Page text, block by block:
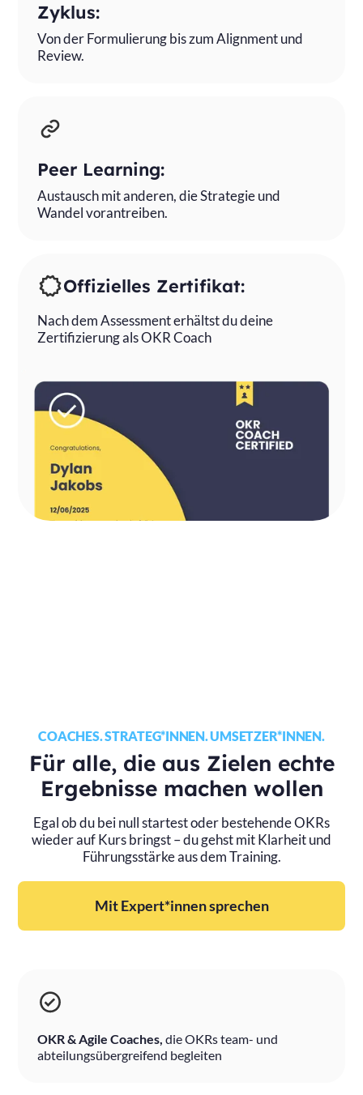
Zyklus:
Von der Formulierung bis zum Alignment und
Review.
Peer Learning:
Austausch mit anderen, die Strategie und
Wandel vorantreiben.
Offizielles Zertifikat:
Nach dem Assessment erhältst du deine
Zertifizierung als OKR Coach
COACHES. STRATEG*INNEN. UMSETZER*INNEN.
Für alle, die aus Zielen echte
Ergebnisse machen wollen
Egal ob du bei null startest oder bestehende OKRs
wieder auf Kurs bringst – du gehst mit Klarheit und
Führungsstärke aus dem Training.
Mit Expert*innen sprechen
OKR & Agile Coaches, die OKRs team- und
abteilungsübergreifend begleiten